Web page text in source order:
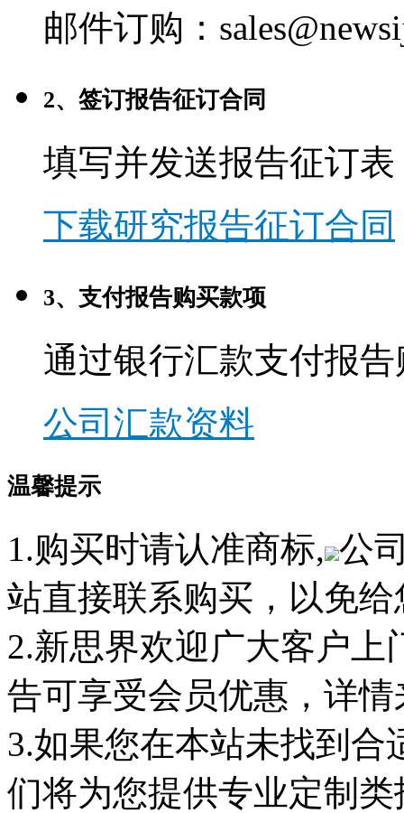
邮件订购：
2、签订报告征订合同
填写并发送报告征订表
下载研究报告征订合同
3、支付报告购买款项
通过银行汇款支付报
公司汇款资料
温馨提示
1.购买时请认准商标, 公
站直接联系购买，以免
2.新思界欢迎广大客户
告可享受会员优惠，详
3.如果您在本站未找到
们将为您提供专业定制类